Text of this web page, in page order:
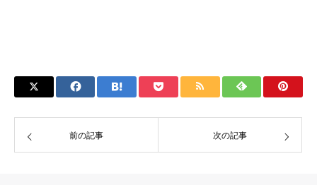
前の記事 次の記事